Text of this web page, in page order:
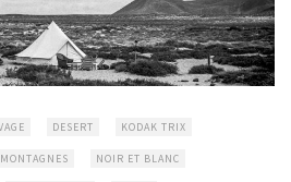
DESERT KODAK TRIX
MONTAGNES NOIR ET BLANC